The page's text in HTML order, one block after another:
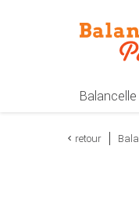
Balancelle
retour